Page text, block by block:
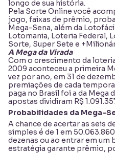
longo de sua história.
Pela Sorte Online você
jogo, faixas de prêmio,
Mega-Sena, além da
Lotomania, Loteria Federal,
Sorte, Super Sete e
A Mega da Virada
Com o crescimento da
2009 aconteceu a primeira
vez por ano, em 31 de
premiações de cada
paga no Brasil foi a da Mega
apostas dividiram R$
Probabilidades da Mega-
A chance de acertar as seis
simples é de 1 em
dezenas ou ao entrar em um
estratégia garante prêmio,